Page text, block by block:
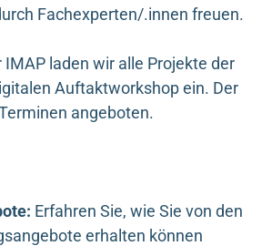
Fachexperten/.innen freuen.
laden wir alle Projekte der
Auftaktworkshop ein. Der
angeboten.
Erfahren Sie, wie Sie von den
erhalten können